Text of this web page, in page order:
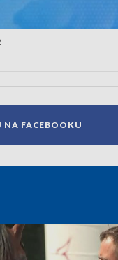
NA FACEBOOKU